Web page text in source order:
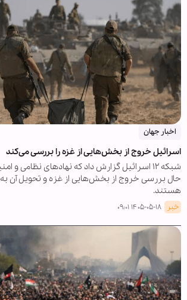
اخبار جهان
اسرائیل خروج از بخش‌هایی از غزه را بررسی می‌کند
شبکه ۱۲ اسرائیل گزارش داد که نهادهای نظامی و
حال بررسی خروج از بخش‌هایی از غزه و تحویل آن به
هستند.
خبر ۱۴۰۵-۰۵-۱۸ ۰۹:۰۱